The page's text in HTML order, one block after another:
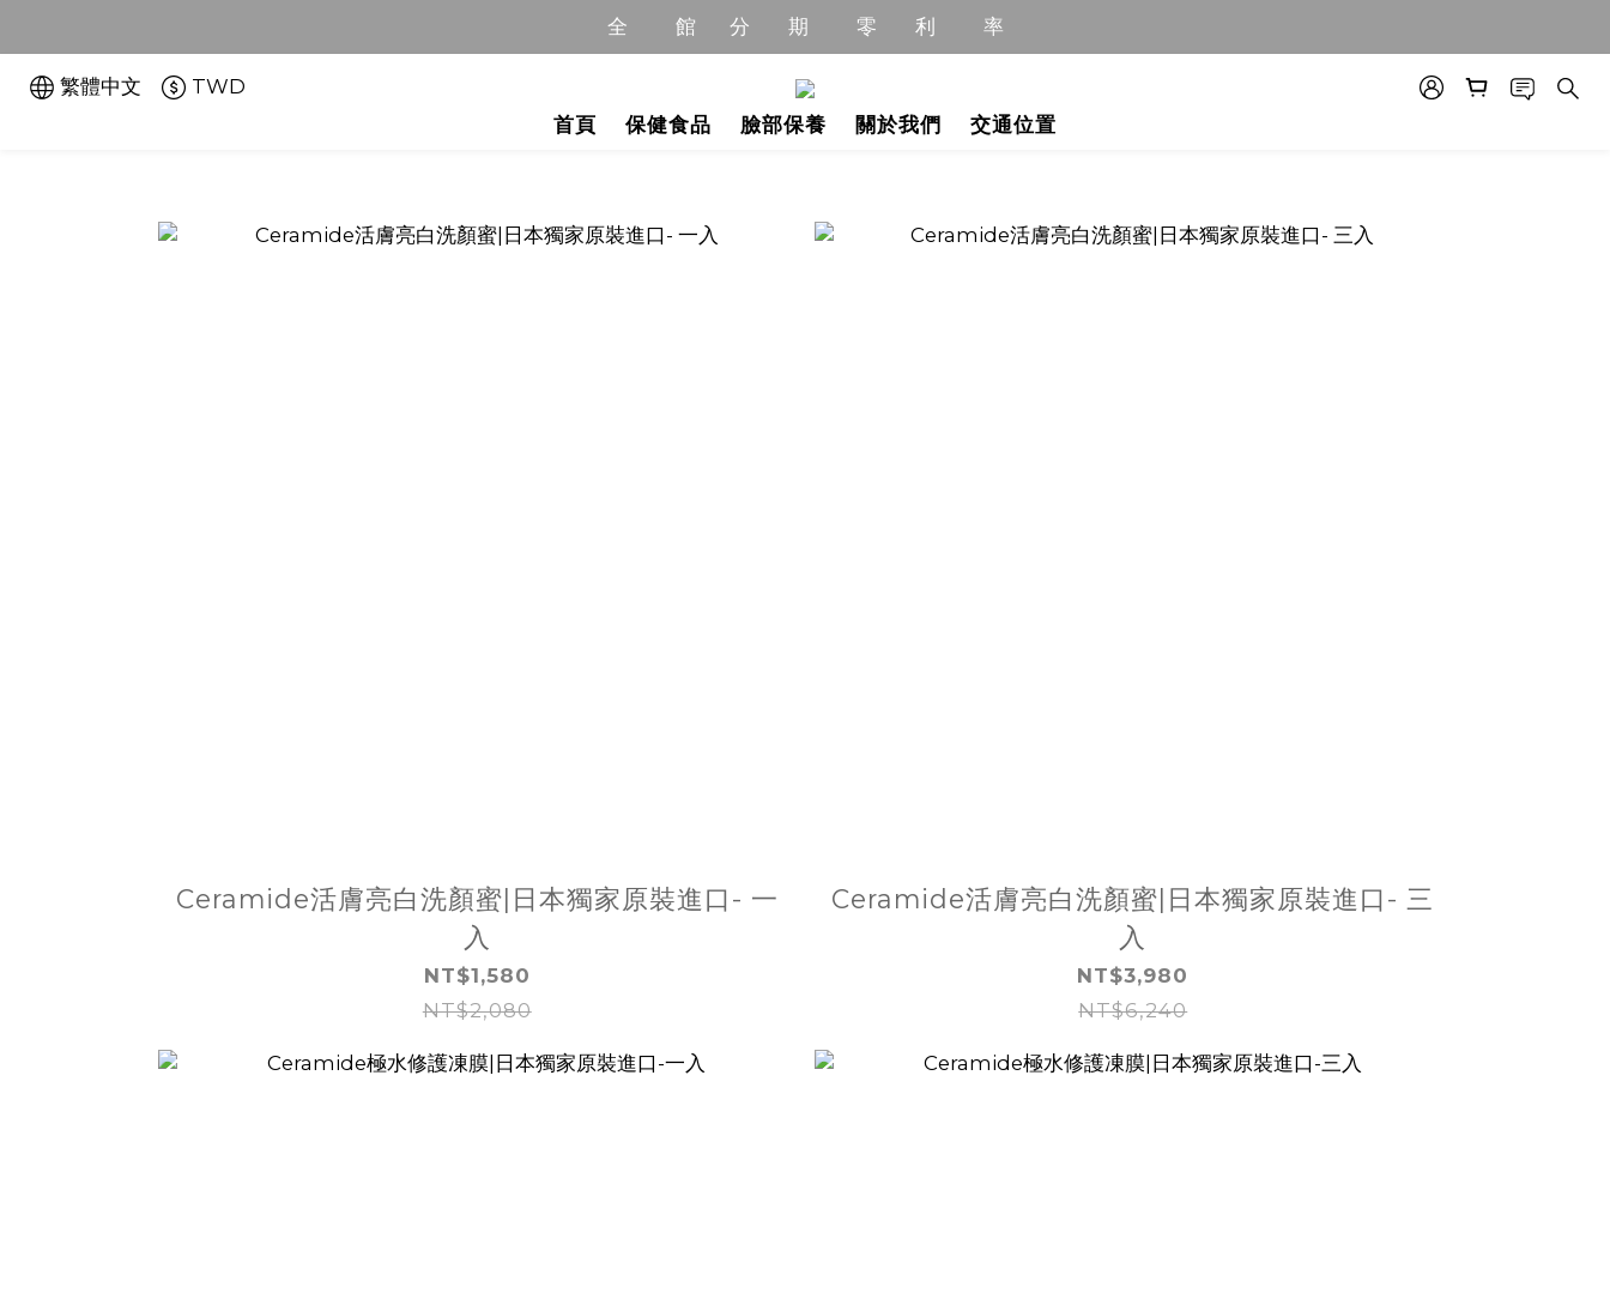
全          館       分        期          零        利          率
全          館       分        期          零        利          率
全       館       限         時           優         惠         中
全         館         商        品         免         運         中
繁體中文
TWD
首頁
保健食品 臉部保養 關於我們 交通位置
Ceramide活膚亮白洗顏蜜|日本獨家原裝進口- 一
入
NT$1,580
NT$2,080
Ceramide活膚亮白洗顏蜜|日本獨家原裝進口- 三
入
NT$3,980
NT$6,240